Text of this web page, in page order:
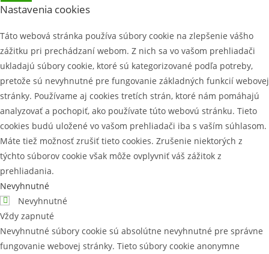
Nastavenia cookies
Táto webová stránka používa súbory cookie na zlepšenie vášho
zážitku pri prechádzaní webom. Z nich sa vo vašom prehliadači
ukladajú súbory cookie, ktoré sú kategorizované podľa potreby,
pretože sú nevyhnutné pre fungovanie základných funkcií webovej
stránky. Používame aj cookies tretích strán, ktoré nám pomáhajú
analyzovať a pochopiť, ako používate túto webovú stránku. Tieto
cookies budú uložené vo vašom prehliadači iba s vaším súhlasom.
Máte tiež možnosť zrušiť tieto cookies. Zrušenie niektorých z
týchto súborov cookie však môže ovplyvniť váš zážitok z
prehliadania.
Nevyhnutné
Nevyhnutné
Vždy zapnuté
Nevyhnutné súbory cookie sú absolútne nevyhnutné pre správne
fungovanie webovej stránky. Tieto súbory cookie anonymne